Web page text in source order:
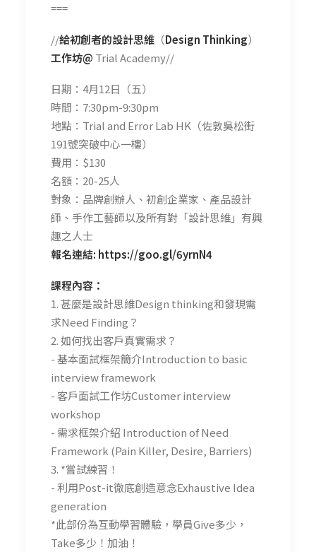
===
//給初創者的設計思維 （Design Thinking）
工作坊@ Trial Academy//
日期：4月12日（五）
時間：7:30pm-9:30pm
地點：Trial and Error Lab HK（佐敦吳松街
191號突破中心一樓）
費用：$130
名額：20-25人
對象：品牌創辦人、初創企業家、產品設計
師、手作工藝師以及所有對「設計思維」有興
趣之人士
報名連結: https://goo.gl/6yrnN4
課程內容：
1. 甚麼是設計思維Design thinking和發現需
求Need Finding？
2. 如何找出客戶真實需求？
- 基本面試框架簡介Introduction to basic
interview framework
- 客戶面試工作坊Customer interview
workshop
- 需求框架介紹 Introduction of Need
Framework (Pain Killer, Desire, Barriers)
3. *嘗試練習！
- 利用Post-it徹底創造意念Exhaustive Idea
generation
*此部份為互動學習體驗，學員Give多少，
Take多少！加油！